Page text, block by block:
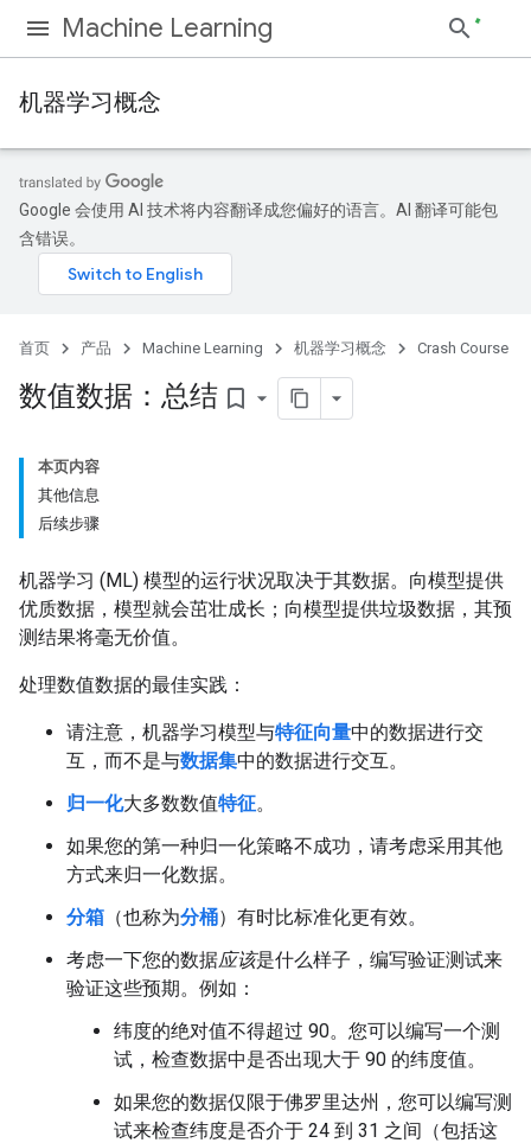
Machine Learning
机器学习概念
Google 会使用 AI 技术将内容翻译成您偏好的语言。AI 翻译可能包
含错误。
首页 产品 Machine Learning 机器学习概念 Crash Course
数值数据：总结 bookmark_border
本页内容
其他信息
后续步骤
机器学习 (ML) 模型的运行状况取决于其数据。向模型提供
优质数据，模型就会茁壮成长；向模型提供垃圾数据，其预
测结果将毫无价值。
处理数值数据的最佳实践：
请注意，机器学习模型与特征向量中的数据进行交
互，而不是与数据集中的数据进行交互。
归一化大多数数值特征。
如果您的第一种归一化策略不成功，请考虑采用其他
方式来归一化数据。
分箱 （也称为分桶）有时比标准化更有效。
考虑一下您的数据应该是什么样子，编写验证测试来
验证这些预期。例如：
纬度的绝对值不得超过 90。您可以编写一个测
试，检查数据中是否出现大于 90 的纬度值。
如果您的数据仅限于佛罗里达州，您可以编写测
试来检查纬度是否介于 24 到 31 之间（包括这